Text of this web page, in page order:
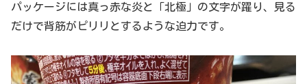
パッケージには真っ赤な炎と「北極」の文字が躍り、見る
だけで背筋がピリリとするような迫力です。